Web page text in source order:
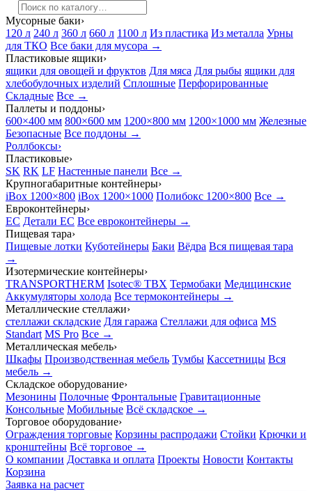
Мусорные баки›
120 л 240 л 360 л 660 л 1100 л Из пластика Из металла Урны
для ТКО Все баки для мусора →
Пластиковые ящики›
ящики для овощей и фруктов Для мяса Для рыбы ящики для
хлебобулочных изделий Сплошные Перфорированные
Складные Все →
Паллеты и поддоны›
600×400 мм 800×600 мм 1200×800 мм 1200×1000 мм Железные
Безопасные Все поддоны →
Роллбоксы›
Пластиковые›
SK RK LF Настенные панели Все →
Крупногабаритные контейнеры›
iBox 1200×800 iBox 1200×1000 Полибокс 1200×800 Все →
Евроконтейнеры›
EC Детали EC Все евроконтейнеры →
Пищевая тара›
Пищевые лотки Куботейнеры Баки Вёдра Вся пищевая тара
→
Изотермические контейнеры›
TRANSPORTHERM Isotec® TBX Термобаки Медицинские
Аккумуляторы холода Все термоконтейнеры →
Металлические стеллажи›
стеллажи складские Для гаража Стеллажи для офиса MS
Standart MS Pro Все →
Металлическая мебель›
Шкафы Производственная мебель Тумбы Кассетницы Вся
мебель →
Складское оборудование›
Мезонины Полочные Фронтальные Гравитационные
Консольные Мобильные Всё складское →
Торговое оборудование›
Ограждения торговые Корзины распродажи Стойки Крючки и
кронштейны Всё торговое →
О компании Доставка и оплата Проекты Новости Контакты
Корзина
Заявка на расчет